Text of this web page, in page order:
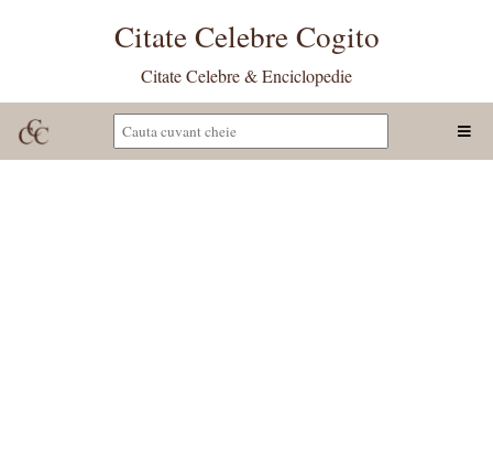
Citate Celebre Cogito
Citate Celebre & Enciclopedie